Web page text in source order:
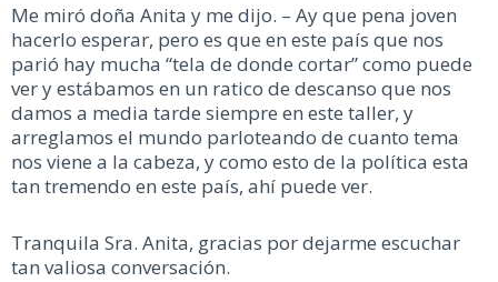
Me miró doña Anita y me dijo. – Ay que pena joven
hacerlo esperar, pero es que en este país que nos
parió hay mucha “tela de donde cortar” como puede
ver y estábamos en un ratico de descanso que nos
damos a media tarde siempre en este taller, y
arreglamos el mundo parloteando de cuanto tema
nos viene a la cabeza, y como esto de la política esta
tan tremendo en este país, ahí puede ver.
Tranquila Sra. Anita, gracias por dejarme escuchar
tan valiosa conversación.